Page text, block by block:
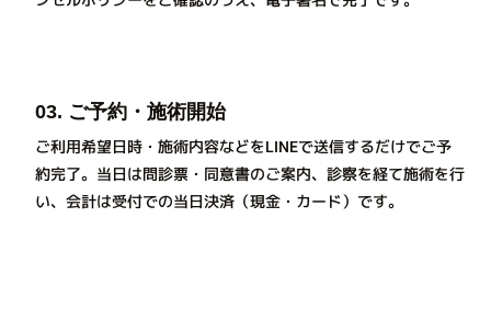
03. ご予約・施術開始
ご利用希望日時・施術内容などをLINEで送信するだけでご予
約完了。当日は問診票・同意書のご案内、診察を経て施術を行
い、会計は受付での当日決済（現金・カード）です。